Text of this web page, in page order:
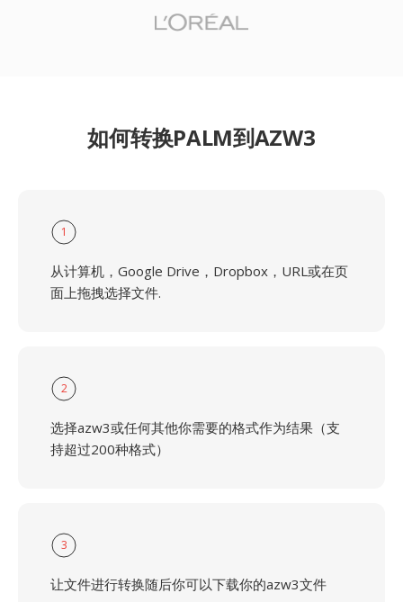
如何转换PALM到AZW3
1
从计算机，Google Drive，Dropbox，URL或在页
面上拖拽选择文件.
2
选择azw3或任何其他你需要的格式作为结果（支
持超过200种格式）
3
让文件进行转换随后你可以下载你的azw3文件